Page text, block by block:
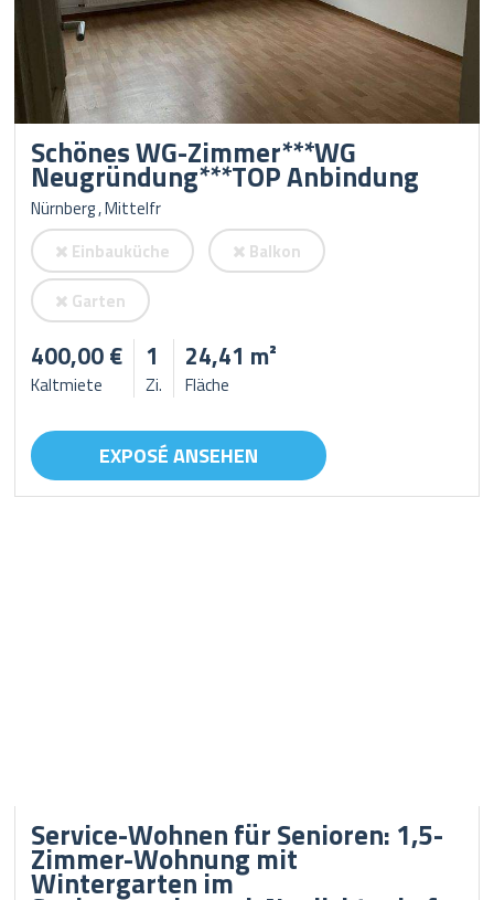
Schönes WG-Zimmer***WG
Neugründung***TOP Anbindung
Nürnberg , Mittelfr
Einbauküche
Balkon
Garten
400,00 €
Kaltmiete
1
Zi.
24,41 m²
Fläche
EXPOSÉ ANSEHEN
Service-Wohnen für Senioren: 1,5-
Zimmer-Wohnung mit
Wintergarten im